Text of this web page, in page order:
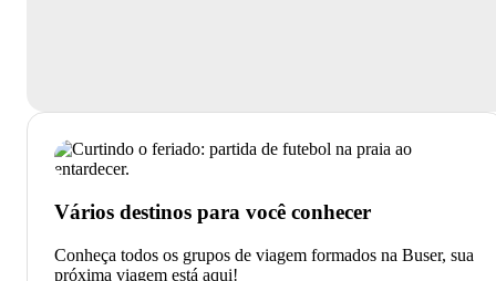
Vários destinos para você conhecer
Conheça todos os grupos de viagem formados na Buser, sua
próxima viagem está aqui!